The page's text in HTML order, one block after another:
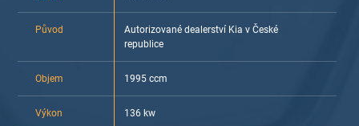
Původ
Autorizované dealerství Kia v České
republice
Objem 1995 ccm
Výkon 136 kw